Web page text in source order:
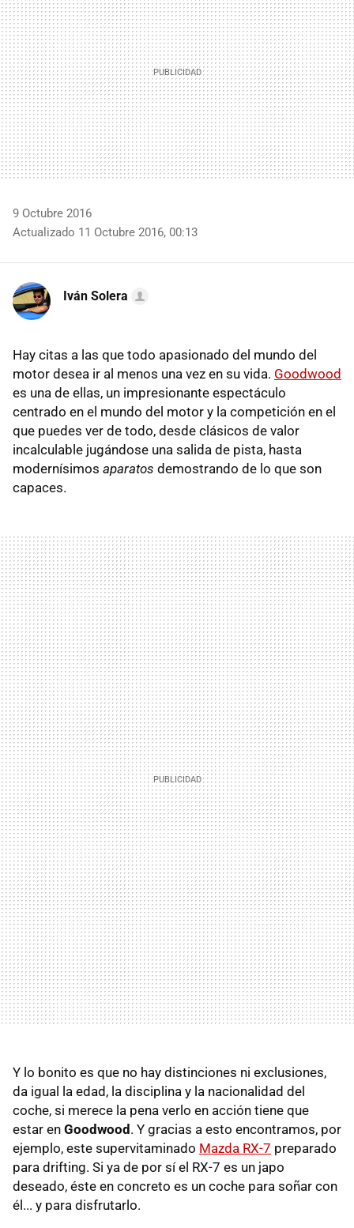
9 Octubre 2016
Actualizado 11 Octubre 2016, 00:13
Iván Solera
Hay citas a las que todo apasionado del mundo del
motor desea ir al menos una vez en su vida. Goodwood
es una de ellas, un impresionante espectáculo
centrado en el mundo del motor y la competición en el
que puedes ver de todo, desde clásicos de valor
incalculable jugándose una salida de pista, hasta
modernísimos aparatos demostrando de lo que son
capaces.
Y lo bonito es que no hay distinciones ni exclusiones,
da igual la edad, la disciplina y la nacionalidad del
coche, si merece la pena verlo en acción tiene que
estar en Goodwood . Y gracias a esto encontramos, por
ejemplo, este supervitaminado Mazda RX-7 preparado
para drifting. Si ya de por sí el RX-7 es un japo
deseado, éste en concreto es un coche para soñar con
él... y para disfrutarlo.